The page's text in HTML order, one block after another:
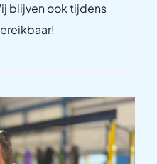
blijven ook tijdens